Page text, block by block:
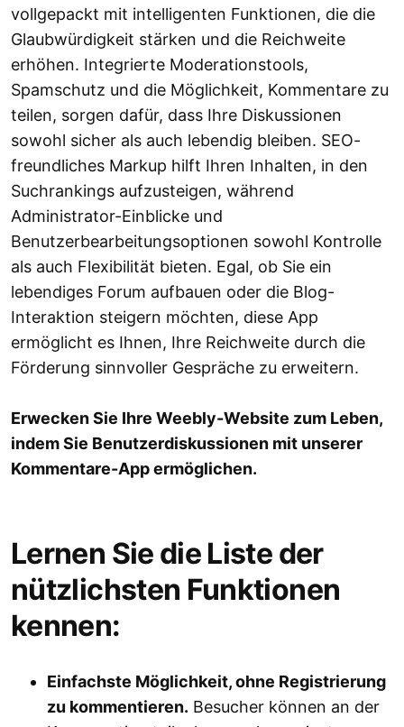
vollgepackt mit intelligenten Funktionen, die die
Glaubwürdigkeit stärken und die Reichweite
erhöhen. Integrierte Moderationstools,
Spamschutz und die Möglichkeit, Kommentare zu
teilen, sorgen dafür, dass Ihre Diskussionen
sowohl sicher als auch lebendig bleiben. SEO-
freundliches Markup hilft Ihren Inhalten, in den
Suchrankings aufzusteigen, während
Administrator-Einblicke und
Benutzerbearbeitungsoptionen sowohl Kontrolle
als auch Flexibilität bieten. Egal, ob Sie ein
lebendiges Forum aufbauen oder die Blog-
Interaktion steigern möchten, diese App
ermöglicht es Ihnen, Ihre Reichweite durch die
Förderung sinnvoller Gespräche zu erweitern.
Erwecken Sie Ihre Weebly-Website zum Leben,
indem Sie Benutzerdiskussionen mit unserer
Kommentare-App ermöglichen.
Lernen Sie die Liste der
nützlichsten Funktionen
kennen:
Einfachste Möglichkeit, ohne Registrierung
zu kommentieren. Besucher können an der